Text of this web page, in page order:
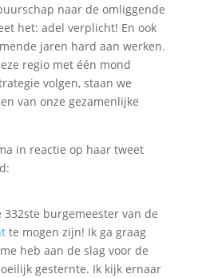
naar de omliggende
het: adel verplicht! En ook
jaren hard aan werken.
regio met één mond
volgen, staan we
van onze gezamenlijke
in reactie op haar tweet
332ste burgemeester van de
te mogen zijn! Ik ga graag
heb aan de slag voor de
gesternte. Ik kijk ernaar